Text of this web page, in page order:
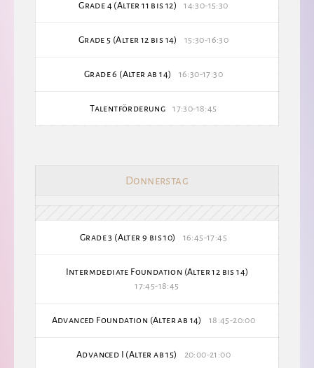
Grade 4 (Alter 11 bis 12) 14:30-15:30
Grade 5 (Alter 12 bis 14) 15:30-16:30
Grade 6 (Alter ab 14) 16:30-17:30
Talentförderung 17:30-18:45
Donnerstag
Grade 3 (Alter 9 bis 10) 16:45-17:45
Intermdediate Foundation (Alter 12 bis 14)
17:45-18:45
Advanced Foundation (Alter ab 14) 18:45-20:00
Advanced I (Alter ab 15) 20:00-21:00